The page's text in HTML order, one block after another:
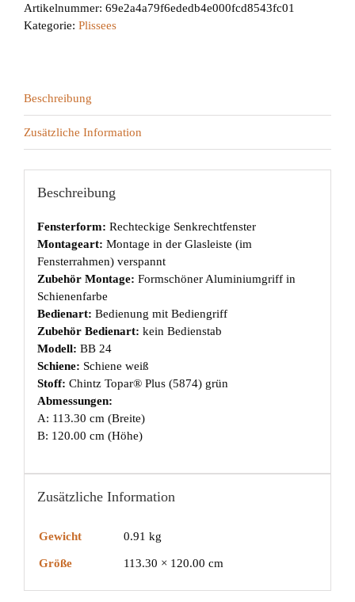
Artikelnummer: 69e2a4a79f6ededb4e000fcd8543fc01
Kategorie: Plissees
Beschreibung
Zusätzliche Information
Beschreibung
Fensterform: Rechteckige Senkrechtfenster
Montageart: Montage in der Glasleiste (im
Fensterrahmen) verspannt
Zubehör Montage: Formschöner Aluminiumgriff in
Schienenfarbe
Bedienart: Bedienung mit Bediengriff
Zubehör Bedienart: kein Bedienstab
Modell: BB 24
Schiene: Schiene weiß
Stoff: Chintz Topar® Plus (5874) grün
Abmessungen:
A: 113.30 cm (Breite)
B: 120.00 cm (Höhe)
Zusätzliche Information
Gewicht 0.91 kg
Größe 113.30 × 120.00 cm